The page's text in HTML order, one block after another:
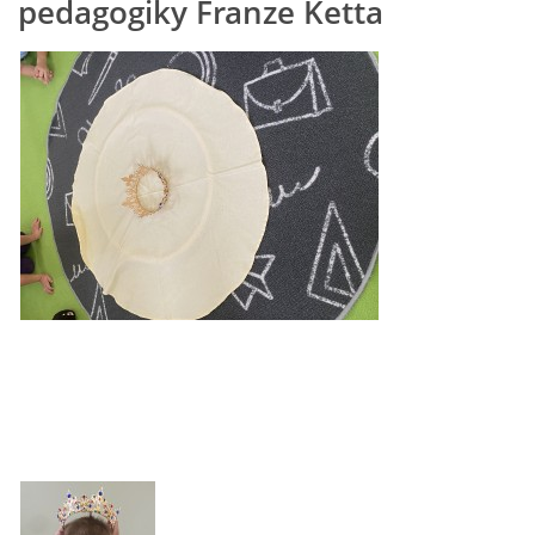
POZITIVNÍ AFIRMACE PRO DĚTI
PSYCHOHYGIENA PRO UČITELKY
UČITELSKÁ SEBEREFLEXE
DĚTSKÝ VZTEK
CO BY MĚLO DÍTĚ ZVLÁDNOUT PŘED VSTUPEM DO ZŠ
pedagogiky Franze Ketta